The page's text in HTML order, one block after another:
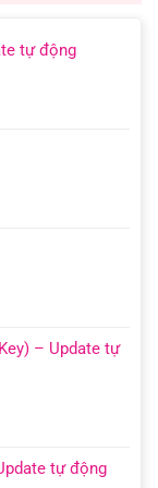
tự động
– Update tự
tự động